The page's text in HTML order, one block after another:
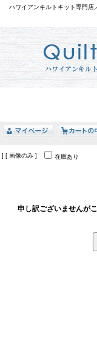
ハワイアンキルトキット専門店
] [ 画像のみ ] 在庫あり
申し訳ございませんが